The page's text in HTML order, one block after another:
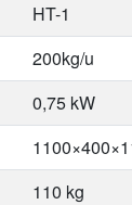
HT-1
200kg/u
0,75 kW
110 kg